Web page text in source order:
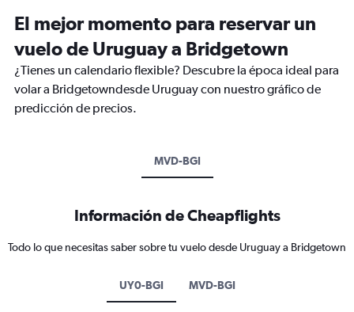
El mejor momento para reservar un
vuelo de Uruguay a Bridgetown
¿Tienes un calendario flexible? Descubre la época ideal para
volar a Bridgetowndesde Uruguay con nuestro gráfico de
predicción de precios.
MVD-BGI
Información de Cheapflights
Todo lo que necesitas saber sobre tu vuelo desde Uruguay a Bridgetown
UY0-BGI MVD-BGI